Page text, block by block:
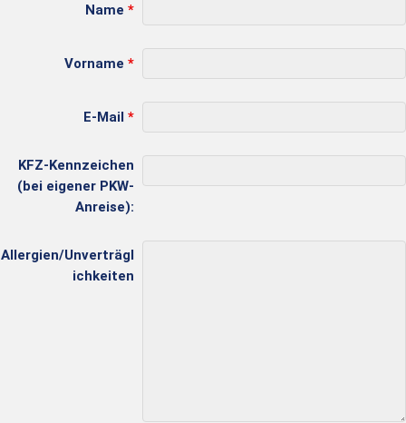
Name *
Vorname *
E-Mail *
KFZ-Kennzeichen
(bei eigener PKW-
Anreise):
Allergien/Unverträgl
ichkeiten